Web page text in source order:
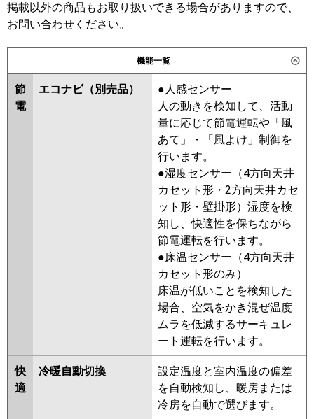
日立 RPV-GP140RHN3 RPV-
GP140RSH6
FDFV1406H5SB
パナソニック PA-P140B7HNC PA-P140B7HC
東芝 RFSA14034BU RFHA14031BU
AFEA14037B RFSA14033B
AFHA14064B
AFEA14067B AFSA14067B
三菱電機 PSZ-HRMP140K5 PSZ-
ERMP140K5 PSZ-HRMP140K4
PSZ-ERMP140K4
PSZ-
HRMP140K3 PSZ-ERMP140K3
PSZ-HRMP140K2
PSZ-
ERMP140K2 PSZ-HRMP140KZ
PSZ-ERMP140KZ PSZ-
HRMP140KY
PSZ-ERMP140KY
PSZ-HRMP140KV PSZ-
ERMP140KW PSZ-ERMP140KV
PSZ-ERMP140KR
RPV-GP140RHN2 RPV-
GP140RSH5 RPV-GP140RHN1
RPV-GP140RSH4 RPV-
GP140RSH3 RPV-GP140RHN
RPV-GP140RSH2 RPV-AP140HN4
RPV-GP140RSH1 RPV-
GP140RSH
掲載以外の商品もお取り扱いできる場合がありますので、
お問い合わせください。
機能一覧
節
電
エコナビ（別売品）
●人感センサー
人の動きを検知して、活動
量に応じて節電運転や「風
あて」・「風よけ」制御を
行います。
●湿度センサー（4方向天井
カセット形・2方向天井カセ
ット形・壁掛形）湿度を検
知し、快適性を保ちながら
節電運転を行います。
●床温センサー（4方向天井
カセット形のみ）
床温が低いことを検知した
場合、空気をかき混ぜ温度
ムラを低減するサーキュレ
ート運転を行います。
快
適
冷暖自動切換
設定温度と室内温度の偏差
を自動検知し、暖房または
冷房を自動で選びます。